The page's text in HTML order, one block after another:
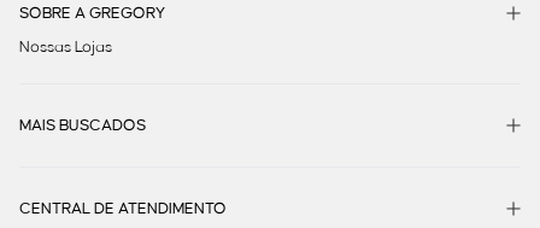
SOBRE A GREGORY
Nossas Lojas
MAIS BUSCADOS
CENTRAL DE ATENDIMENTO